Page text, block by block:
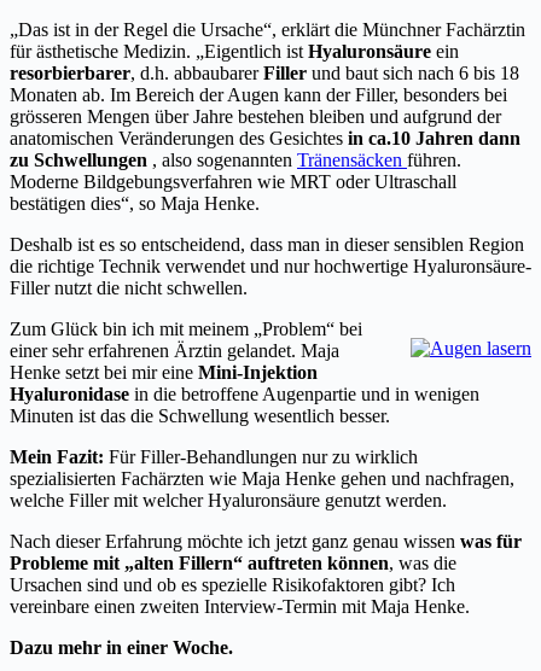
„Das ist in der Regel die Ursache“, erklärt die Münchner Fachärztin
für ästhetische Medizin. „Eigentlich ist Hyaluronsäure ein
resorbierbarer, d.h. abbaubarerFiller und baut sich nach 6 bis 18
Monaten ab. Im Bereich der Augen kann der Filler, besonders bei
grösseren Mengen über Jahre bestehen bleiben und aufgrund der
anatomischen Veränderungen des Gesichtes in ca.10 Jahren dann
zu Schwellungen , also sogenannten Tränensäcken führen.
Moderne Bildgebungsverfahren wie MRT oder Ultraschall
bestätigen dies“, so Maja Henke.
Deshalb ist es so entscheidend, dass man in dieser sensiblen Region
die richtige Technik verwendet und nur hochwertige Hyaluronsäure-
Filler nutzt die nicht schwellen.
Zum Glück bin ich mit meinem „Problem“ bei
einer sehr erfahrenen Ärztin gelandet. Maja
Henke setzt bei mir eine Mini-Injektion
Hyaluronidase in die betroffene Augenpartie und in wenigen
Minuten ist das die Schwellung wesentlich besser.
Mein Fazit: Für Filler-Behandlungen nur zu wirklich
spezialisierten Fachärzten wie Maja Henke gehen und nachfragen,
welche Filler mit welcher Hyaluronsäure genutzt werden.
Nach dieser Erfahrung möchte ich jetzt ganz genau wissen was für
Probleme mit „alten Fillern“ auftreten können, was die
Ursachen sind und ob es spezielle Risikofaktoren gibt? Ich
vereinbare einen zweiten Interview-Termin mit Maja Henke.
Dazu mehr in einer Woche.